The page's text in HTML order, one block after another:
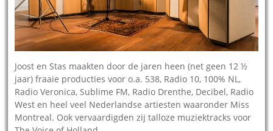
Joost en Stas maakten door de jaren heen (net geen 12 ½
jaar) fraaie producties voor o.a. 538, Radio 10, 100% NL,
Radio Veronica, Sublime FM, Radio Drenthe, Decibel, Radio
West en heel veel Nederlandse artiesten waaronder Miss
Montreal. Ook vervaardigden zij talloze muziektracks voor